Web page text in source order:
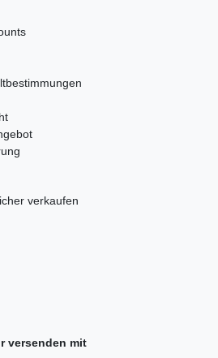
verkaufen
versenden mit